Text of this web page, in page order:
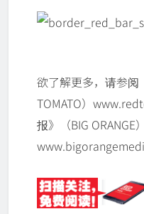
欲了解更多，请参阅
TOMATO）
报》（BIG ORANGE